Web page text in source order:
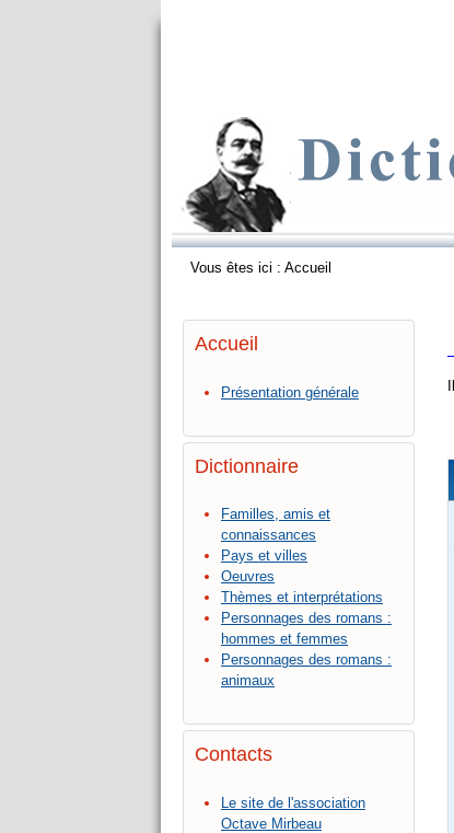
Vous êtes ici : Accueil
Accueil
Présentation générale
Dictionnaire
Familles, amis et
connaissances
Pays et villes
Oeuvres
Thèmes et interprétations
Personnages des romans :
hommes et femmes
Personnages des romans :
animaux
Contacts
Le site de l'association
Octave Mirbeau